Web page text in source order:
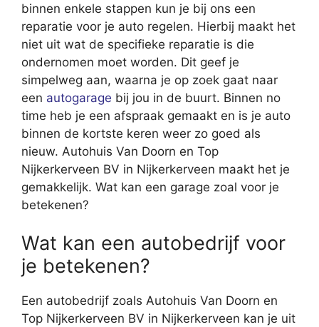
binnen enkele stappen kun je bij ons een
reparatie voor je auto regelen. Hierbij maakt het
niet uit wat de specifieke reparatie is die
ondernomen moet worden. Dit geef je
simpelweg aan, waarna je op zoek gaat naar
een autogarage bij jou in de buurt. Binnen no
time heb je een afspraak gemaakt en is je auto
binnen de kortste keren weer zo goed als
nieuw. Autohuis Van Doorn en Top
Nijkerkerveen BV in Nijkerkerveen maakt het je
gemakkelijk. Wat kan een garage zoal voor je
betekenen?
Wat kan een autobedrijf voor
je betekenen?
Een autobedrijf zoals Autohuis Van Doorn en
Top Nijkerkerveen BV in Nijkerkerveen kan je uit